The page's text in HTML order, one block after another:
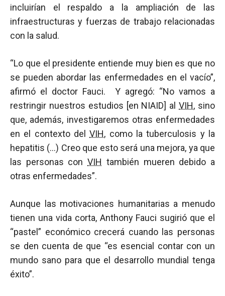
incluirían el respaldo a la ampliación de las
infraestructuras y fuerzas de trabajo relacionadas
con la salud.
“Lo que el presidente entiende muy bien es que no
se pueden abordar las enfermedades en el vacío”,
afirmó el doctor Fauci. Y agregó: “No vamos a
restringir nuestros estudios [en NIAID] alVIH, sino
que, además, investigaremos otras enfermedades
en el contexto delVIH, como la tuberculosis y la
hepatitis (…) Creo que esto será una mejora, ya que
las personas conVIH también mueren debido a
otras enfermedades”.
Aunque las motivaciones humanitarias a menudo
tienen una vida corta, Anthony Fauci sugirió que el
“pastel” económico crecerá cuando las personas
se den cuenta de que “es esencial contar con un
mundo sano para que el desarrollo mundial tenga
éxito”.